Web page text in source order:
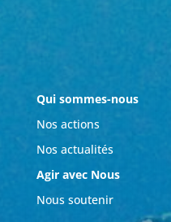
Qui sommes-nous
Nos actions
Nos actualités
Agir avec Nous
Nous soutenir